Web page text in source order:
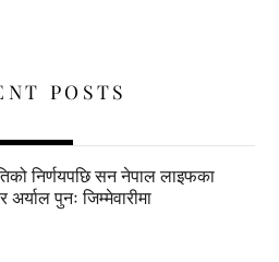
POSTS
निर्णयपछि सन नेपाल लाइफका
पुनः जिम्मेवारीमा